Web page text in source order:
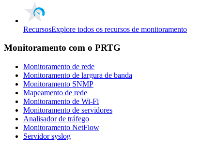
RecursosExplore todos os recursos de monitoramento
Monitoramento com o PRTG
Monitoramento de rede
Monitoramento de largura de banda
Monitoramento SNMP
Mapeamento de rede
Monitoramento de Wi-Fi
Monitoramento de servidores
Analisador de tráfego
Monitoramento NetFlow
Servidor syslog